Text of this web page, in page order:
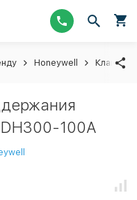
Honeywell Клапаны
100A